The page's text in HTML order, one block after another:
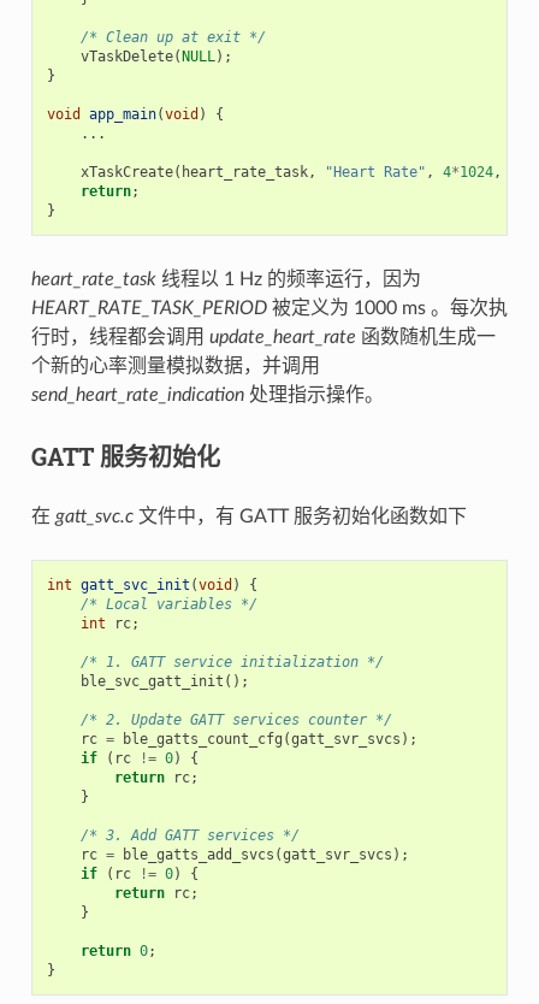
/* Clean up at exit */
vTaskDelete(NULL);
}
void app_main(void )
{
...
xTaskCreate( heart_rate_task, "Heart Rate" , 4*1024,
return;
}
heart_rate_task线程以 1 Hz 的频率运行，因为
HEART_RATE_TASK_PERIOD被定义为 1000 ms 。每次执
行时，线程都会调用 update_heart_rate 函数随机生成一
个新的心率测量模拟数据，并调用
send_heart_rate_indication处理指示操作。
GATT 服务初始化
在 gatt_svc.c文件中，有 GATT 服务初始化函数如下
int gatt_svc_init (void )
{
/* Local variables */
int
rc;
/* 1. GATT service initialization */
ble_svc_gatt_init ();
/* 2. Update GATT services counter */
rc = ble_gatts_count_cfg (gatt_svr_svcs );
if
( rc != 0)
{
return
rc;
}
/* 3. Add GATT services */
rc = ble_gatts_add_svcs (gatt_svr_svcs );
if
( rc != 0)
{
return
rc;
}
return 0;
}